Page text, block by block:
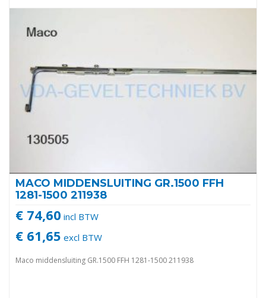
MACO MIDDENSLUITING GR.1500 FFH
1281-1500 211938
€ 74,60 incl BTW
€ 61,65 excl BTW
Maco middensluiting GR.1500 FFH 1281-1500 211938